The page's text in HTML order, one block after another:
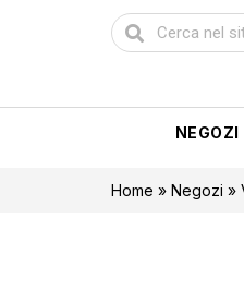
NEGOZI
Home » Negozi »